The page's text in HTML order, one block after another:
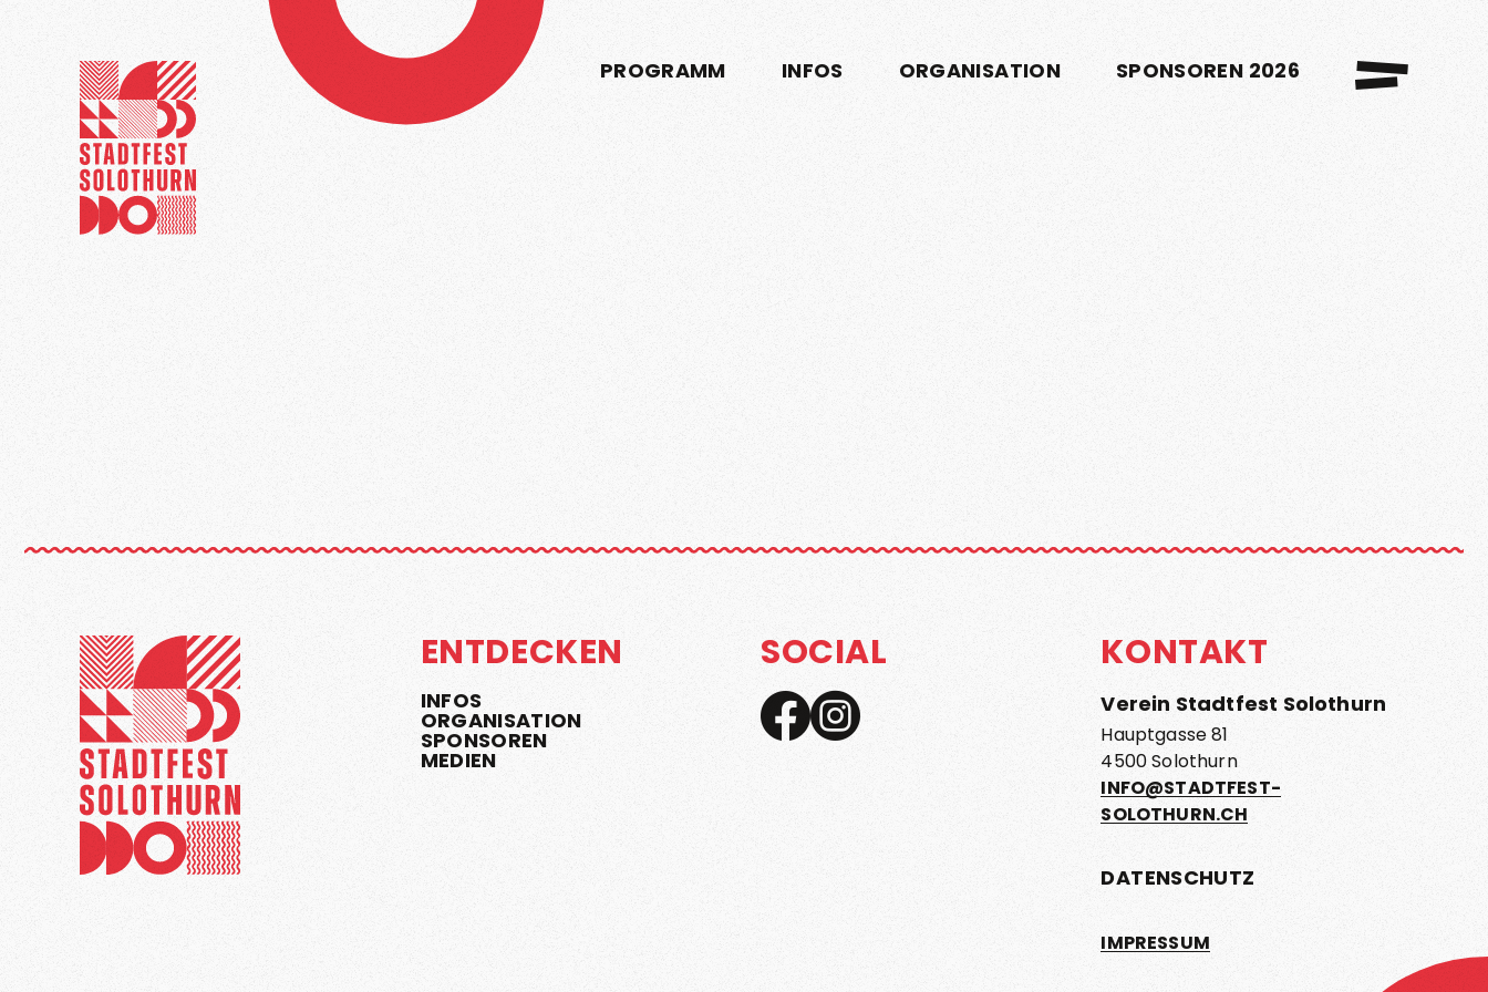
PROGRAMM INFOS ORGANISATION SPONSOREN 2026
ENTDECKEN
INFOS
ORGANISATION
SPONSOREN
MEDIEN
SOCIAL KONTAKT
Verein Stadtfest Solothurn
Hauptgasse 81
4500 Solothurn
INFO@STADTFEST-
SOLOTHURN.CH
DATENSCHUTZ
IMPRESSUM